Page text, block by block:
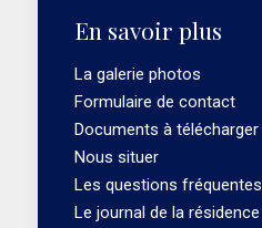
En savoir plus
La galerie photos
Formulaire de contact
Documents à télécharger
Nous situer
Les questions fréquentes
Le journal de la résidence